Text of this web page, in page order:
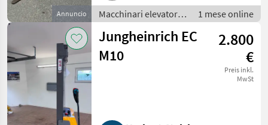
Annuncio
Macchinari elevatori e
per magazzino /
Carrelli elevatori
1 mese online
Jungheinrich EC
M10
2.800
€
Preis inkl.
MwSt